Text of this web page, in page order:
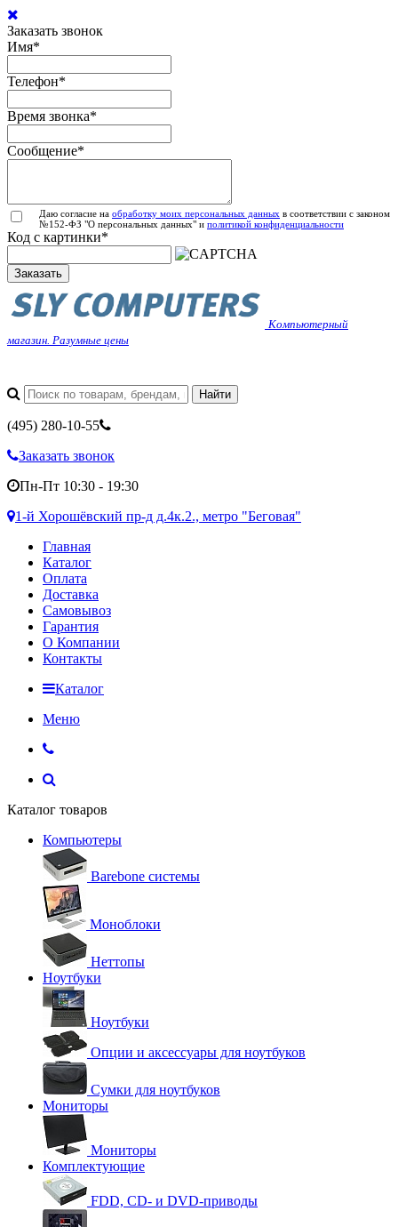
Заказать звонок
Имя*
Телефон*
Время звонка*
Сообщение*
Даю согласие на обработку моих персональных данных в соответствии с законом
№152-ФЗ "О персональных данных" и политикой конфиденциальности
Код с картинки*
Заказать
Компьютерный
магазин. Разумные цены
(495) 280-10-55
Заказать звонок
Пн-Пт 10:30 - 19:30
1-й Хорошёвский пр-д д.4к.2., метро "Беговая"
Главная
Каталог
Оплата
Доставка
Самовывоз
Гарантия
О Компании
Контакты
Каталог
Меню
Каталог товаров
Компьютеры
Barebone системы
Моноблоки
Неттопы
Ноутбуки
Ноутбуки
Опции и аксессуары для ноутбуков
Сумки для ноутбуков
Мониторы
Мониторы
Комплектующие
FDD, CD- и DVD-приводы